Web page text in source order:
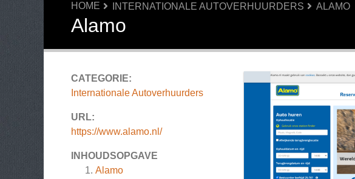
HOME INTERNATIONALE AUTOVERHUURDERS ALAMO
Alamo
CATEGORIE:
Internationale Autoverhuurders
URL:
https://www.alamo.nl/
INHOUDSOPGAVE
Alamo